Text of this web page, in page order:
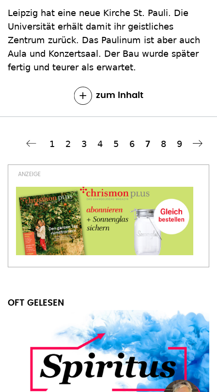
Leipzig hat eine neue Kirche St. Pauli. Die
Universität erhält damit ihr geistliches
Zentrum zurück. Das Paulinum ist aber auch
Aula und Konzertsaal. Der Bau wurde später
fertig und teurer als erwartet.
zum Inhalt
Seite
1 Seite
2 Seite
3 Seite
4 Seite
5 Seite
6
Aktuelle
7 Seite
8 Seite
9
Nächste Seite ››
OFT GELESEN